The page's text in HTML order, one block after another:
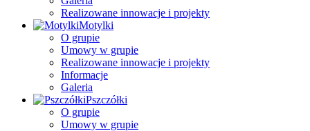
Realizowane innowacje i projekty
Motylki
O grupie
Umowy w grupie
Realizowane innowacje i projekty
Informacje
Galeria
Pszczółki
O grupie
Umowy w grupie